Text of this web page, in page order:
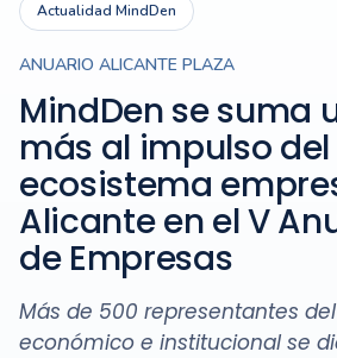
Actualidad MindDen
ANUARIO ALICANTE PLAZA
MindDen se suma
más al impulso del
ecosistema
Alicante en el V
de Empresas
Más de 500 representantes
económico e institucional se